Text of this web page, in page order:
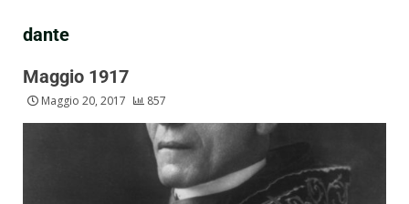
dante
Maggio 1917
Maggio 20, 2017 857